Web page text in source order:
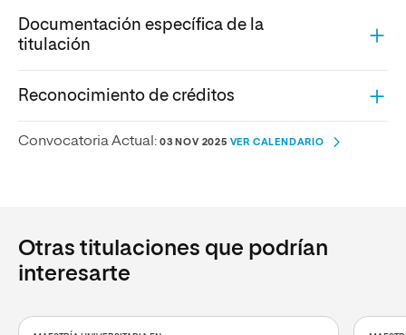
Documentación específica de la
titulación
Reconocimiento de créditos
Convocatoria Actual: 03 NOV 2025 VER CALENDARIO
Otras titulaciones que podrían
interesarte